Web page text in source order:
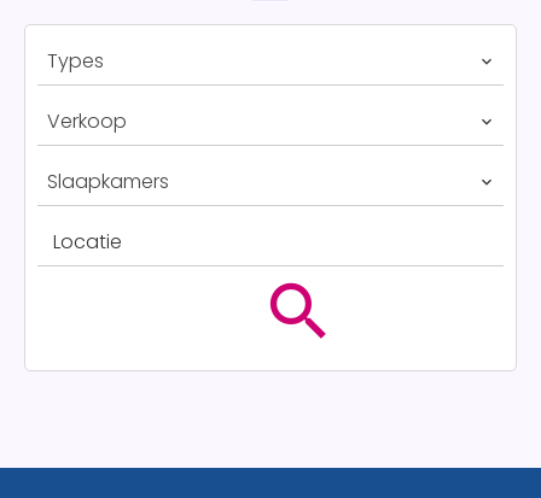
Types
Verkoop
Slaapkamers
Locatie